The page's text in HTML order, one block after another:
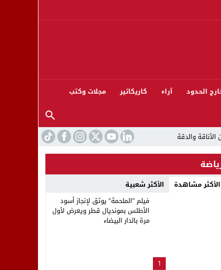
الحدود آراء كاريكاتير مجلات وكتب
بنزاهة النهائي
الأكثر مشاهدة الأكثر شعبية
1
فيلم “الملحمة” يوثق لإنجاز أسود
الأطلس بمونديال قطر ويعرض لأول
مرة بالدار البيضاء